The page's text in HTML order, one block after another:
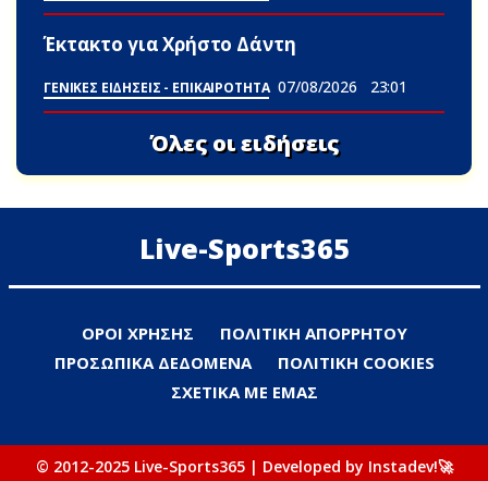
Έκτακτο για Χρήστο Δάντη
ΓΕΝΙΚΕΣ ΕΙΔΗΣΕΙΣ - ΕΠΙΚΑΙΡΟΤΗΤΑ 07/08/2026 23:01
Όλες οι ειδήσεις
Live-Sports365
ΟΡΟΙ ΧΡΗΣΗΣ
ΠΟΛΙΤΙΚΗ ΑΠΟΡΡΗΤΟΥ
ΠΡΟΣΩΠΙΚΑ ΔΕΔΟΜΕΝΑ
ΠΟΛΙΤΙΚΗ COOKIES
ΣΧΕΤΙΚΑ ΜΕ ΕΜΑΣ
© 2012-2025 Live-Sports365 | Developed by Instadev!🚀